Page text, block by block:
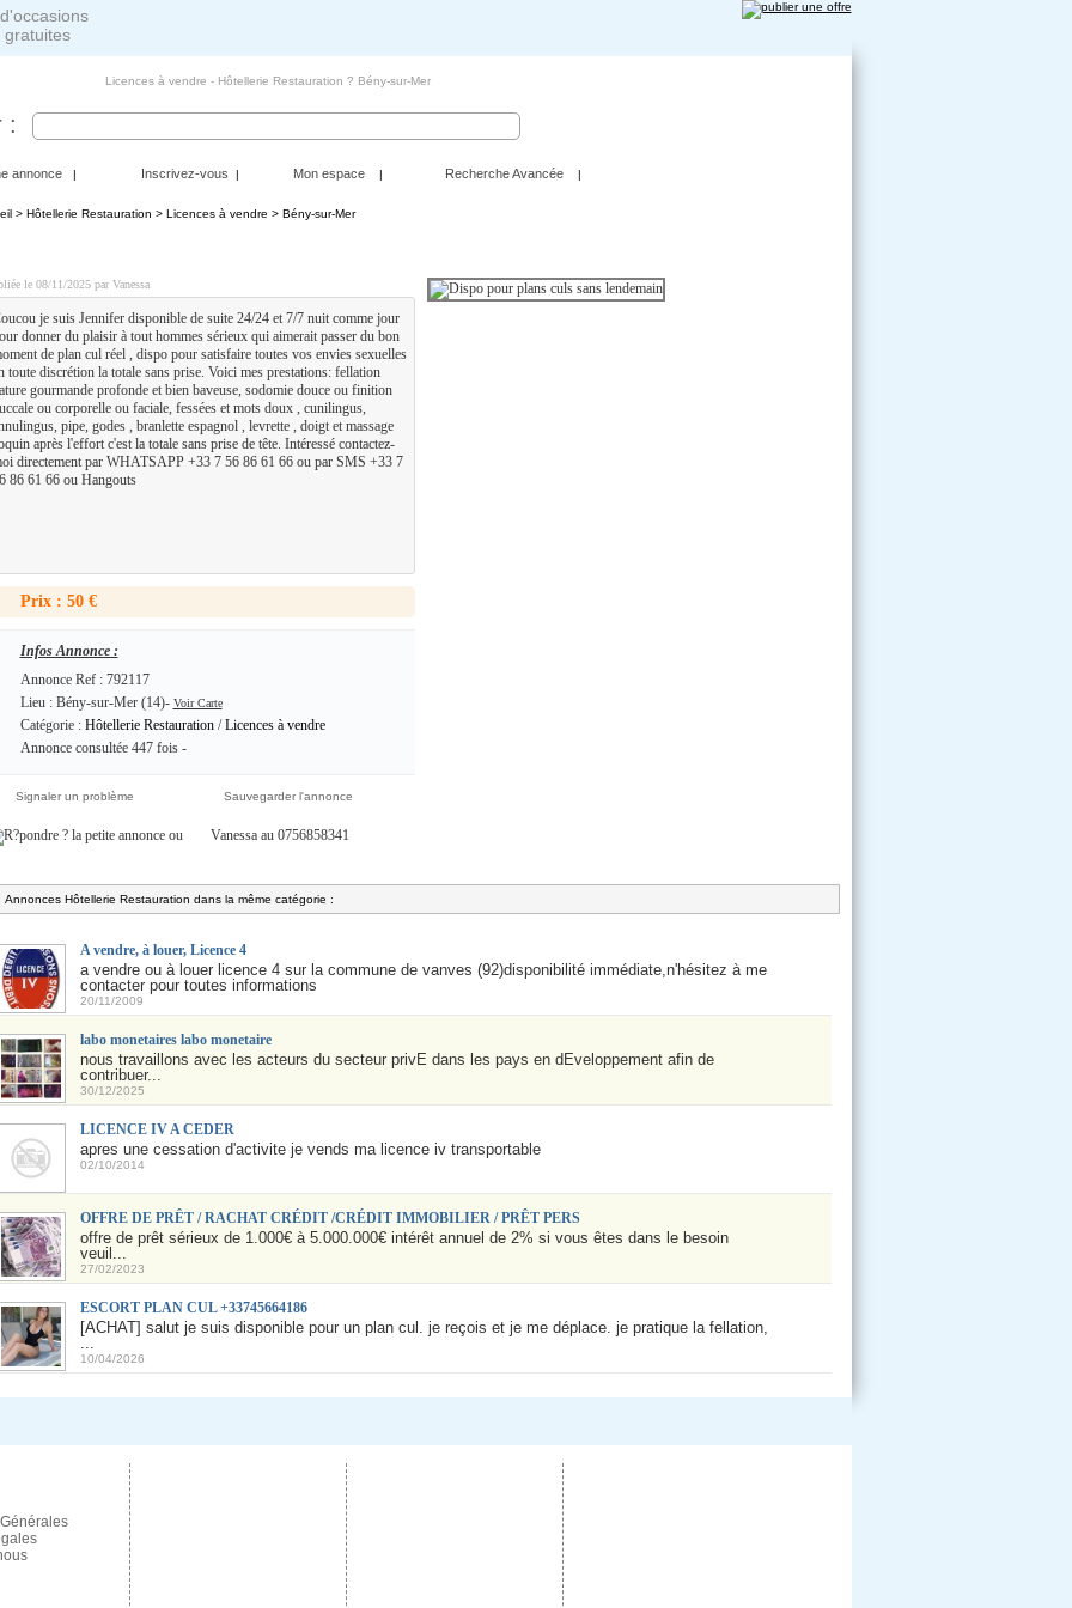
gratuites
Licences à vendre - Hôtellerie Restauration ? Bény-sur-Mer
:
annonce | Inscrivez-vous | Mon espace | Recherche Avancée |
> Hôtellerie Restauration > Licences à vendre > Bény-sur-Mer
le 08/11/2025 par Vanessa
je suis Jennifer disponible de suite 24/24 et 7/7 nuit comme jour
donner du plaisir à tout hommes sérieux qui aimerait passer du bon
de plan cul réel , dispo pour satisfaire toutes vos envies sexuelles
toute discrétion la totale sans prise. Voici mes prestations: fellation
gourmande profonde et bien baveuse, sodomie douce ou finition
ou corporelle ou faciale, fessées et mots doux , cunilingus,
pipe, godes , branlette espagnol , levrette , doigt et massage
après l'effort c'est la totale sans prise de tête. Intéressé contactez-
directement par WHATSAPP +33 7 56 86 61 66 ou par SMS +33 7
86 61 66 ou Hangouts
Prix : 50 €
Infos Annonce :
Annonce Ref : 792117
Lieu : Bény-sur-Mer (14)- Voir Carte
Catégorie : Hôtellerie Restauration/Licences à vendre
Annonce consultée 447 fois -
Signaler un problème Sauvegarder l'annonce
ou Vanessa au 0756858341
Annonces Hôtellerie Restauration dans la même catégorie :
A vendre, à louer, Licence 4
a vendre ou à louer licence 4 sur la commune de vanves (92)disponibilité immédiate,n'hésitez à me
contacter pour toutes informations
20/11/2009
labo monetaires labo monetaire
nous travaillons avec les acteurs du secteur privÉ dans les pays en dÉveloppement afin de
contribuer...
30/12/2025
LICENCE IV A CEDER
apres une cessation d'activite je vends ma licence iv transportable
02/10/2014
OFFRE DE PRÊT / RACHAT CRÉDIT /CRÉDIT IMMOBILIER / PRÊT PERS
offre de prêt sérieux de 1.000€ à 5.000.000€ intérêt annuel de 2% si vous êtes dans le besoin
veuil...
27/02/2023
ESCORT PLAN CUL +33745664186
[ACHAT] salut je suis disponible pour un plan cul. je reçois et je me déplace. je pratique la fellation,
...
10/04/2026